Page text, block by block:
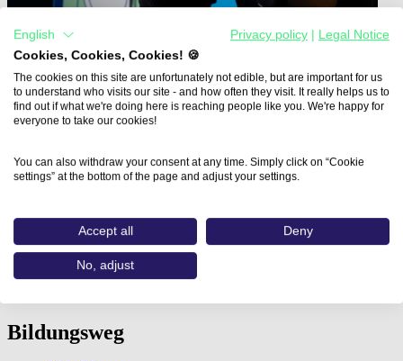
Professionelles CMS-Customizing mit WordPress…
Professionelles CMS-
Customizing mit WordPress
Bildungsweg
English Privacy policy
Legal Notice
Cookies, Cookies, Cookies! 🍪
The cookies on this site are unfortunately not edible, but are important for us
to understand who visits our site - and how often they visit. It really helps us to
find out if what we're doing here is reaching people like you. We're happy for
everyone to take our cookies!
You can also withdraw your consent at any time. Simply click on “Cookie
settings” at the bottom of the page and adjust your settings.
Accept all Deny
No, adjust